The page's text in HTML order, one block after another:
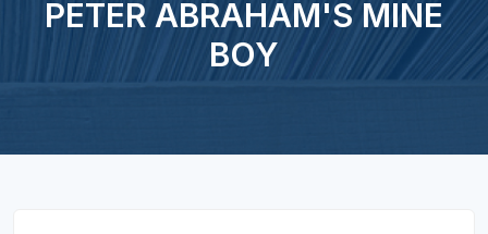
PETER ABRAHAM'S MINE
BOY